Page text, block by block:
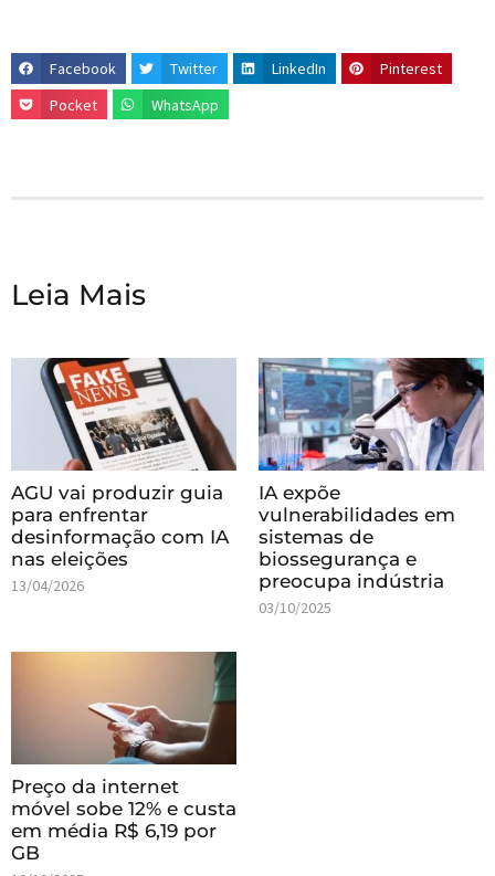
Facebook Twitter LinkedIn
Pinterest
Pocket
WhatsApp
Leia Mais
AGU vai produzir guia
para enfrentar
desinformação com IA
nas eleições
13/04/2026
IA expõe
vulnerabilidades em
sistemas de
biossegurança e
preocupa indústria
03/10/2025
Preço da internet
móvel sobe 12% e custa
em média R$ 6,19 por
GB